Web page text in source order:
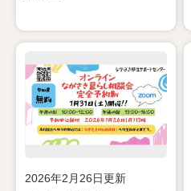
2026年2月26日更新